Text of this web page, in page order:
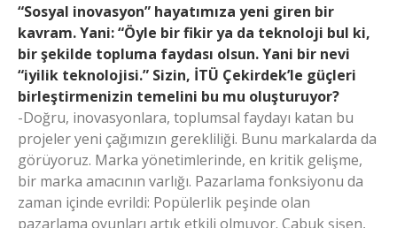
“Sosyal inovasyon” hayatımıza yeni giren bir
kavram. Yani: “Öyle bir fikir ya da teknoloji bul ki,
bir şekilde topluma faydası olsun. Yani bir nevi
“iyilik teknolojisi.” Sizin, İTÜ Çekirdek’le güçleri
birleştirmenizin temelini bu mu oluşturuyor?
-Doğru, inovasyonlara, toplumsal faydayı katan bu
projeler yeni çağımızın gerekliliği. Bunu markalarda da
görüyoruz. Marka yönetimlerinde, en kritik gelişme,
bir marka amacının varlığı. Pazarlama fonksiyonu da
zaman içinde evrildi: Popülerlik peşinde olan
pazarlama oyunları artık etkili olmuyor. Çabuk şişen,